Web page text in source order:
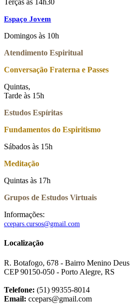
Terças às 14h30
Espaço Jovem
Domingos às 10h
Atendimento Espiritual
Conversação Fraterna e Passes
Quintas,
Tarde às 15h
Estudos Espíritas
Fundamentos do Espiritismo
Sábados às 15h
Meditação
Quintas às 17h
Grupos de Estudos Virtuais
Informações:
ccepars.cursos@gmail.com
Localização
R. Botafogo, 678 - Bairro Menino Deus
CEP 90150-050 - Porto Alegre, RS
Telefone: (51) 99355-8014
Email: ccepars@gmail.com